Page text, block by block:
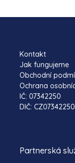
Kontakt
Jak fungujeme
Obchodní
Ochrana
IČ: 07342250
DIČ: CZ07342250
Partnerská